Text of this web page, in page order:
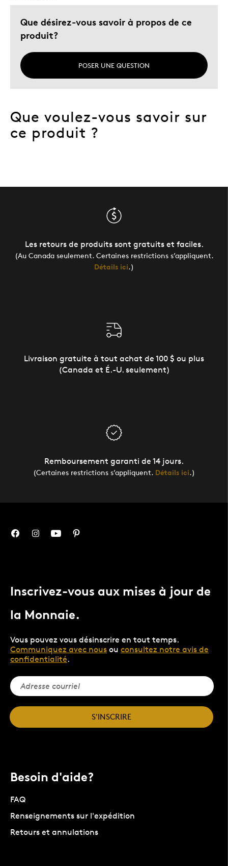
Que désirez-vous savoir à propos de ce
produit?
POSER UNE QUESTION
Que voulez-vous savoir sur
ce produit ?
Les retours de produits sont gratuits et faciles.
(Au Canada seulement. Certaines restrictions s’appliquent.
Détails ici.)
Livraison gratuite à tout achat de 100 $ ou plus
(Canada et É.-U. seulement)
Remboursement garanti de 14 jours.
(Certaines restrictions s’appliquent. Détails ici.)
Inscrivez-vous aux mises à jour de
la Monnaie.
Vous pouvez vous désinscrire en tout temps.
Communiquez avec nous ou consultez notre avis de
confidentialité.
S'INSCRIRE
Besoin d'aide?
FAQ
Renseignements sur l'expédition
Retours et annulations